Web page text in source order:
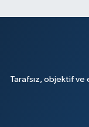
Tarafsız, objektif